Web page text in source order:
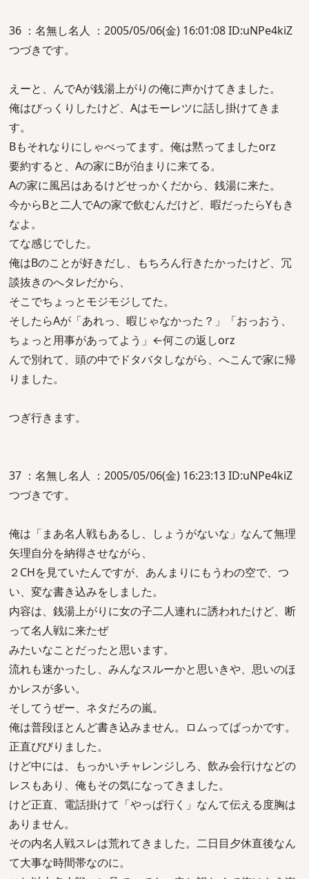
36 ：名無し名人 ：2005/05/06(金) 16:01:08 ID:uNPe4kiZ
つづきです。
えーと、んでAが銭湯上がりの俺に声かけてきました。
俺はびっくりしたけど、Aはモーレツに話し掛けてきま
す。
Bもそれなりにしゃべってます。俺は黙ってましたorz
要約すると、Aの家にBが泊まりに来てる。
Aの家に風呂はあるけどせっかくだから、銭湯に来た。
今からBと二人でAの家で飲むんだけど、暇だったらYもき
なよ。
てな感じでした。
俺はBのことが好きだし、もちろん行きたかったけど、冗
談抜きのへタレだから、
そこでちょっとモジモジしてた。
そしたらAが「あれっ、暇じゃなかった？」「おっおう、
ちょっと用事があってよう」←何この返しorz
んで別れて、頭の中でドタバタしながら、へこんで家に帰
りました。
つぎ行きます。
37 ：名無し名人 ：2005/05/06(金) 16:23:13 ID:uNPe4kiZ
つづきです。
俺は「まあ名人戦もあるし、しょうがないな」なんて無理
矢理自分を納得させながら、
２CHを見ていたんですが、あんまりにもうわの空で、つ
い、変な書き込みをしました。
内容は、銭湯上がりに女の子二人連れに誘われたけど、断
って名人戦に来たぜ
みたいなことだったと思います。
流れも速かったし、みんなスルーかと思いきや、思いのほ
かレスが多い。
そしてうぜー、ネタだろの嵐。
俺は普段ほとんど書き込みません。ロムってばっかです。
正直びびりました。
けど中には、もっかいチャレンジしろ、飲み会行けなどの
レスもあり、俺もその気になってきました。
けど正直、電話掛けて「やっぱ行く」なんて伝える度胸は
ありません。
その内名人戦スレは荒れてきました。二日目夕休直後なん
て大事な時間帯なのに。